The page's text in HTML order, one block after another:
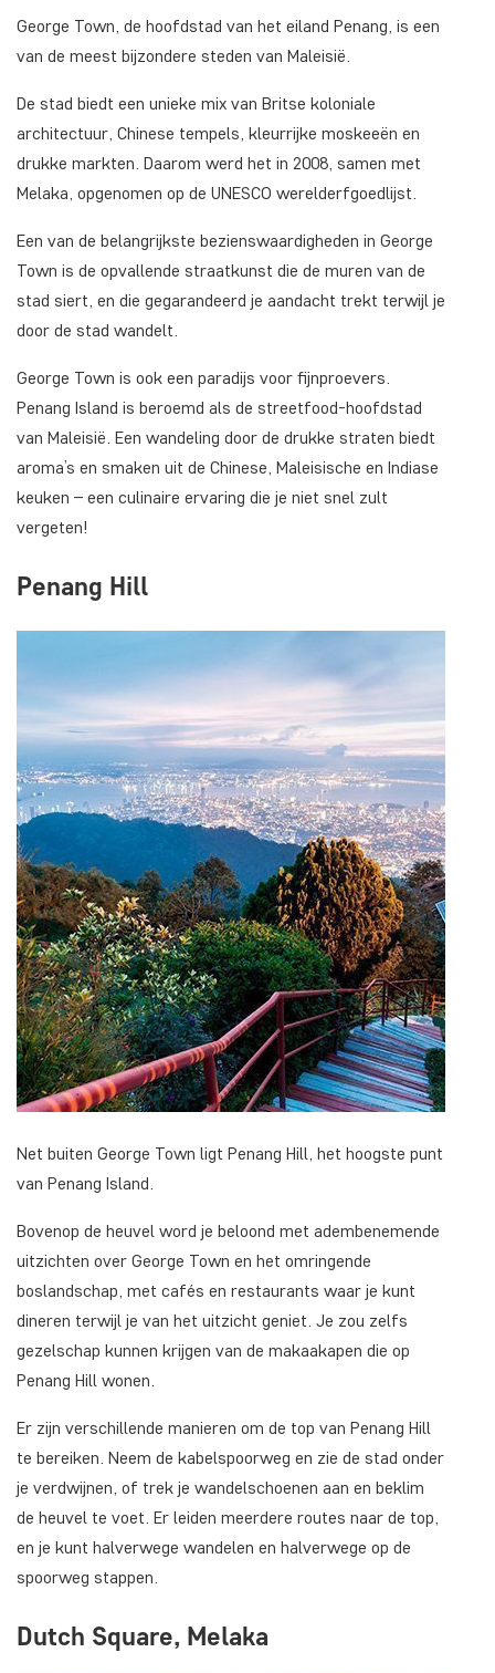
George Town, de hoofdstad van het eiland Penang, is een
van de meest bijzondere steden van Maleisië.
De stad biedt een unieke mix van Britse koloniale
architectuur, Chinese tempels, kleurrijke moskeeën en
drukke markten. Daarom werd het in 2008, samen met
Melaka, opgenomen op de UNESCO werelderfgoedlijst.
Een van de belangrijkste bezienswaardigheden in George
Town is de opvallende straatkunst die de muren van de
stad siert, en die gegarandeerd je aandacht trekt terwijl je
door de stad wandelt.
George Town is ook een paradijs voor fijnproevers.
Penang Island is beroemd als de streetfood-hoofdstad
van Maleisië. Een wandeling door de drukke straten biedt
aroma’s en smaken uit de Chinese, Maleisische en Indiase
keuken – een culinaire ervaring die je niet snel zult
vergeten!
Penang Hill
Net buiten George Town ligt Penang Hill, het hoogste punt
van Penang Island.
Bovenop de heuvel word je beloond met adembenemende
uitzichten over George Town en het omringende
boslandschap, met cafés en restaurants waar je kunt
dineren terwijl je van het uitzicht geniet. Je zou zelfs
gezelschap kunnen krijgen van de makaakapen die op
Penang Hill wonen.
Er zijn verschillende manieren om de top van Penang Hill
te bereiken. Neem de kabelspoorweg en zie de stad onder
je verdwijnen, of trek je wandelschoenen aan en beklim
de heuvel te voet. Er leiden meerdere routes naar de top,
en je kunt halverwege wandelen en halverwege op de
spoorweg stappen.
Dutch Square, Melaka